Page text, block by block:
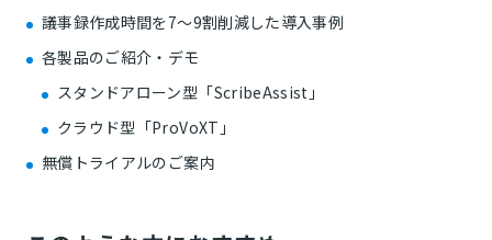
議事録作成時間を7〜9割削減した導入事例
各製品のご紹介・デモ
スタンドアローン型「ScribeAssist」
クラウド型「ProVoXT」
無償トライアルのご案内